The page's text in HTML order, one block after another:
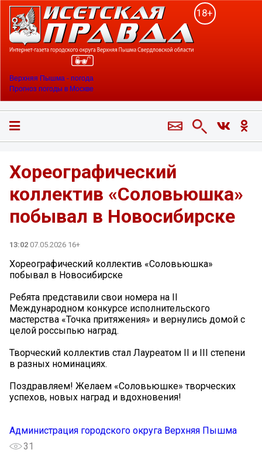
18+
Верхняя Пышма - погода
Прогноз погоды в Москве
Хореографический
коллектив «Соловьюшка»
побывал в Новосибирске
13:02 07.05.2026 16+
Хореографический коллектив «Соловьюшка»
побывал в Новосибирске
Ребята представили свои номера на II
Международном конкурсе исполнительского
мастерства «Точка притяжения» и вернулись домой с
целой россыпью наград.
Творческий коллектив стал Лауреатом II и III степени
в разных номинациях.
Поздравляем! Желаем «Соловьюшке» творческих
успехов, новых наград и вдохновения!
Администрация городского округа Верхняя Пышма
31